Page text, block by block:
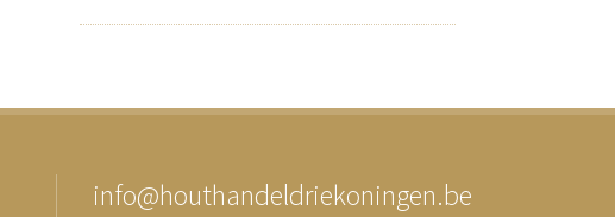
info@houthandeldriekoningen.be